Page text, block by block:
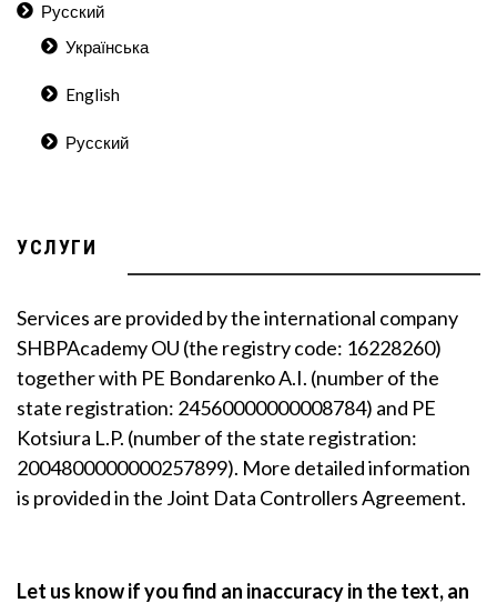
Русский
Українська
English
Русский
УСЛУГИ
Services are provided by the international company
SHBPAcademy OU (the registry code: 16228260)
together with PE Bondarenko A.I. (number of the
state registration: 24560000000008784) and PE
Kotsiura L.P. (number of the state registration:
2004800000000257899). More detailed information
is provided in the Joint Data Controllers Agreement.
Let us know if you find an inaccuracy in the text, an